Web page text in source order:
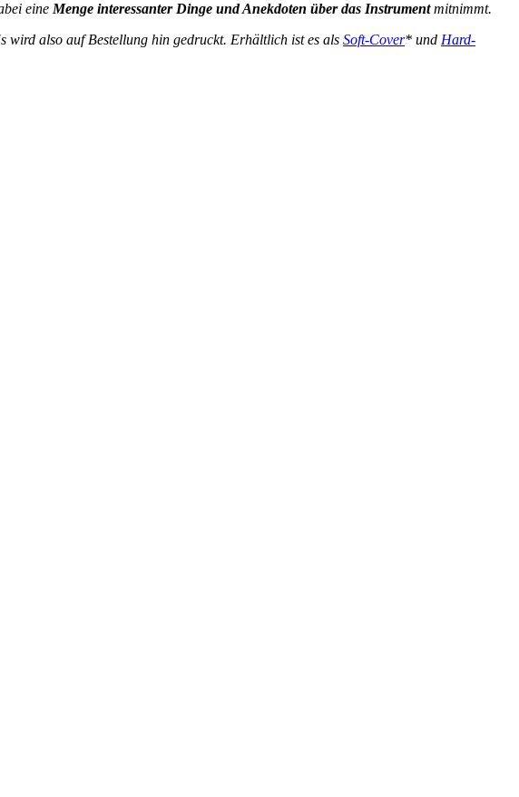
eine Menge interessanter Dinge und Anekdoten über das Instrumentmitnimmt.
wird also auf Bestellung hin gedruckt. Erhältlich ist es als Soft-Cover* und Hard-